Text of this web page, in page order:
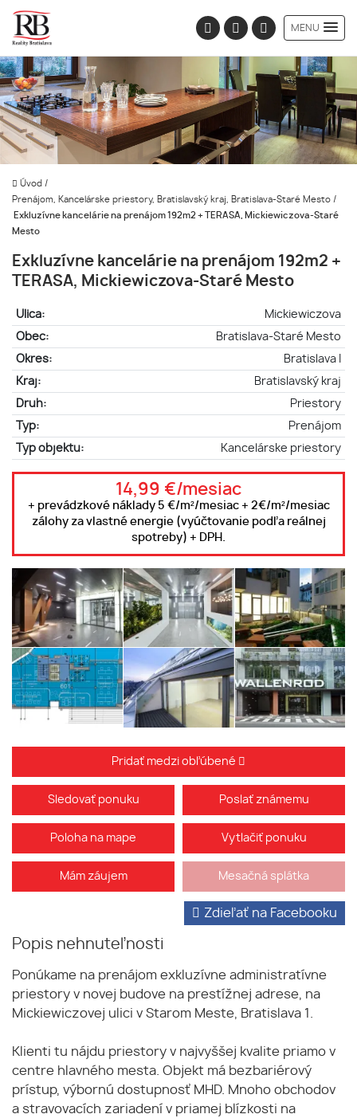
MENU
Úvod /
Prenájom, Kancelárske priestory, Bratislavský kraj, Bratislava-Staré Mesto /
Exkluzívne kancelárie na prenájom 192m2 + TERASA, Mickiewiczova-Staré
Mesto
Exkluzívne kancelárie na prenájom 192m2 +
TERASA, Mickiewiczova-Staré Mesto
Ulica:
Mickiewiczova
Obec:
Bratislava-Staré Mesto
Okres:
Bratislava I
Kraj:
Bratislavský kraj
Druh:
Priestory
Typ:
Prenájom
Typ objektu:
Kancelárske priestory
14,99 €/mesiac
+ prevádzkové náklady 5 €/m²/mesiac + 2€/m²/mesiac
zálohy za vlastné energie (vyúčtovanie podľa reálnej
spotreby) + DPH.
Pridať medzi obľúbené
Sledovať ponuku Poslať známemu
Poloha na mape Vytlačiť ponuku
Mám záujem Mesačná splátka
Popis nehnuteľnosti
Zdieľať na Facebooku
Ponúkame na prenájom exkluzívne administratívne
priestory v novej budove na prestížnej adrese, na
Mickiewiczovej ulici v Starom Meste, Bratislava 1.
Klienti tu nájdu priestory v najvyššej kvalite priamo v
centre hlavného mesta. Objekt má bezbariérový
prístup, výbornú dostupnosť MHD. Mnoho obchodov
a stravovacích zariadení v priamej blízkosti na